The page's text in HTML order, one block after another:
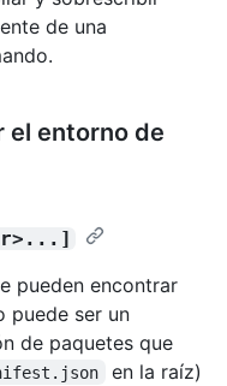
de una
el entorno de
pueden encontrar
puede ser un
de paquetes que
en la raíz)